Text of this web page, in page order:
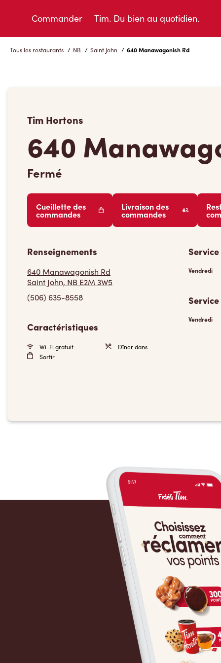
Commander Tim. Du bien au quotidien.
Tous les restaurants / NB / Saint John / 640 Manawagonish Rd
Tim Hortons
640
Fermé
Cueillette des
commandes
Livraison des
commandes
Renseignements
640 Manawagonish Rd
Saint John, NB E2M 3W5
(506) 635-8558
Caractéristiques
Wi-Fi gratuit
Dîner dans
Sortir
Vendredi
Vendredi